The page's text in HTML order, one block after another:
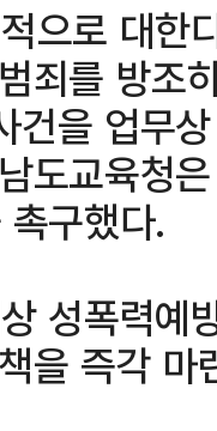
으로 대한
죄를 방조
건을 업무
도교육청
구했다.
성폭력예
을 즉각 마